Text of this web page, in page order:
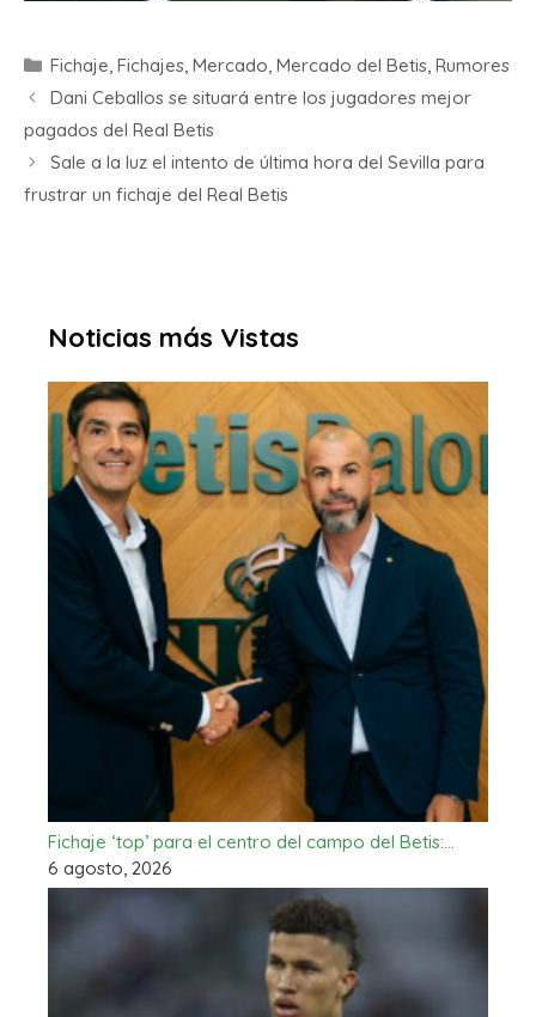
Fichaje Fichajes Mercado Mercado del Betis Rumores
Dani Ceballos se situará entre los jugadores mejor
pagados del Real Betis
Sale a la luz el intento de última hora del Sevilla para
frustrar un fichaje del Real Betis
Noticias más Vistas
Fichaje ‘top’ para el centro del campo del Betis:…
6 agosto, 2026